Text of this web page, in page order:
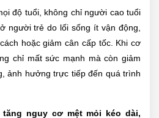
độ tuổi, không chỉ người cao tuổi
người trẻ do lối sống ít vận động,
hoặc giảm cân cấp tốc. Khi cơ
chỉ mất sức mạnh mà còn giảm
ảnh hưởng trực tiếp đến quá trình
tăng nguy cơ mệt mỏi kéo dài,